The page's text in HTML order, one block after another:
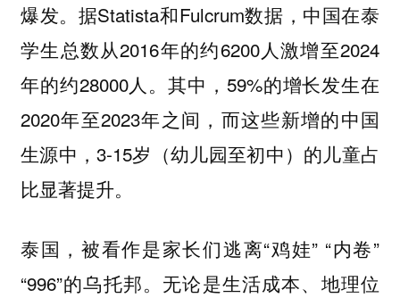
爆发。据Statista和Fulcrum数据，中国在泰
学生总数从2016年的约6200人激增至2024
年的约28000人。其中，59%的增长发生在
2020年至2023年之间，而这些新增的中国
生源中，3-15岁（幼儿园至初中）的儿童占
比显著提升。
泰国，被看作是家长们逃离“鸡娃” “内卷”
“996”的乌托邦。无论是生活成本、地理位